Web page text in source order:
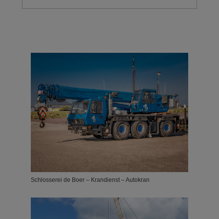
Schlosserei de Boer – Krandienst – Autokran